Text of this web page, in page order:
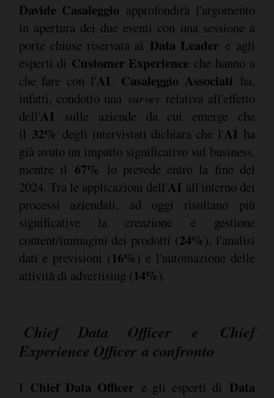
Davide Casaleggioapprofondirà l'argomento
in apertura dei due eventi con una sessione a
porte chiuse riservata ai Data Leadere agli
esperti di Customer Experience che hanno a
che fare con l'AI. Casaleggio Associati ha,
infatti, condotto una surveyrelativa all'effetto
dell'AI sulle aziende da cui emerge che
il 32% degli intervistati dichiara che l'AI ha
già avuto un impatto significativo sul business,
mentre il 67% lo prevede entro la fine del
2024. Tra le applicazioni dell'AI all'interno dei
processi aziendali, ad oggi risultano più
significative la creazione e gestione
content/immagini dei prodotti (24%), l'analisi
dati e previsioni (16%) e l'automazione delle
attività di advertising (14%).
Chief Data Officer e Chief
Experience Officer a confronto
I Chief Data Officere gli esperti di Data